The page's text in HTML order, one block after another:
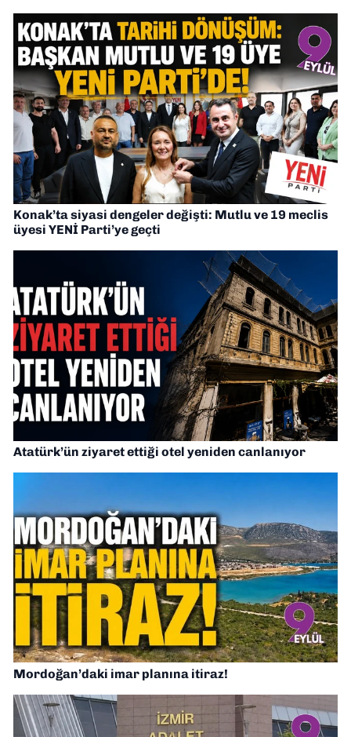
Konak’ta siyasi dengeler değişti: Mutlu ve 19 meclis
üyesi YENİ Parti’ye geçti
Atatürk’ün ziyaret ettiği otel yeniden canlanıyor
Mordoğan’daki imar planına itiraz!